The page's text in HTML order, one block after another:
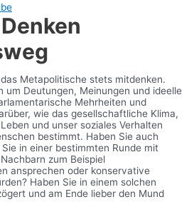
Metapolitische stets mitdenken.
um Deutungen, Meinungen und ideelle
Mehrheiten und
wie das gesellschaftliche Klima,
und unser soziales Verhalten
bestimmt. Haben Sie auch
in einer bestimmten Runde mit
zum Beispiel
ansprechen oder konservative
Haben Sie in einem solchen
und am Ende lieber den Mund